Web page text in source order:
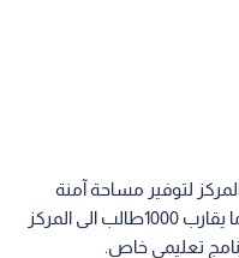
لتوفير مساحة آمنة
للطلبة المنظمين للمركز حيث يتوافد ما يقارب 1000طالب الى المركز
تعليمي خاص.